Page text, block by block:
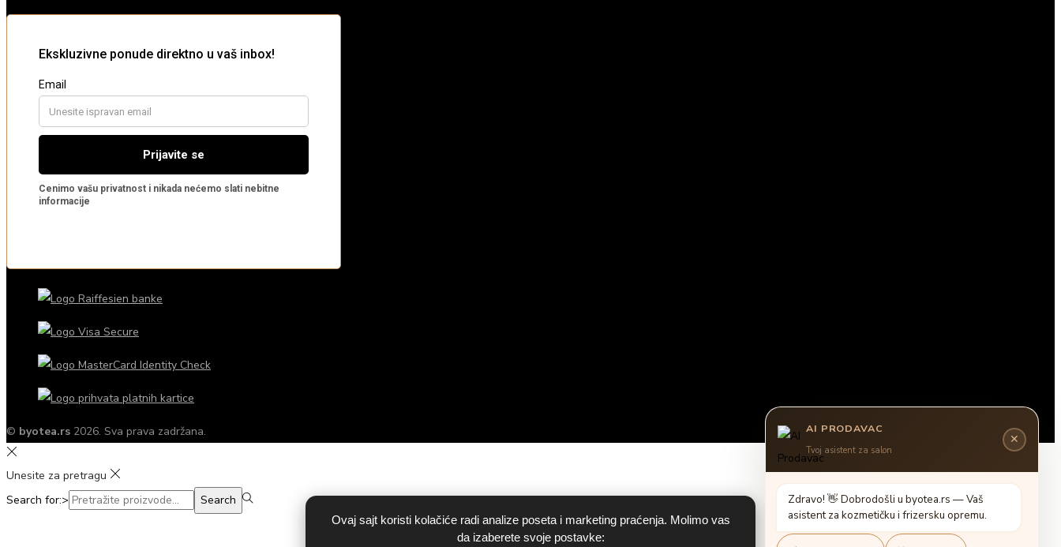
© byotea.rs 2026. Sva prava zadržana.
Unesite za pretragu
Search for:>
Search
Ovaj sajt koristi kolačiće radi analize poseta i marketing praćenja. Molimo vas
da izaberete svoje postavke:
AI PRODAVAC
Tvoj asistent za salon
✕
Zdravo! Dobrodošli u byotea.rs —Vaš
asistent za kozmetičku i frizersku opremu.